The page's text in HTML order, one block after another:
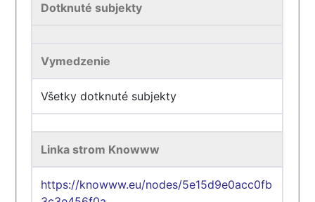
Dotknuté subjekty
Vymedzenie
Všetky dotknuté subjekty
Linka strom Knowww
https://knowww.eu/nodes/5e15d9e0acc0fb